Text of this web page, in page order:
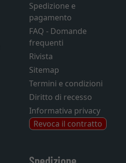
Spedizione e
pagamento
FAQ - Domande
frequenti
Rivista
Sitemap
Termini e condizioni
Diritto di recesso
Informativa privacy
Revoca il contratto